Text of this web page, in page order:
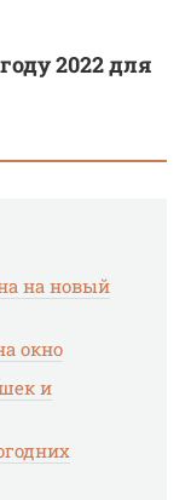
2022 для
на новый
окно
и